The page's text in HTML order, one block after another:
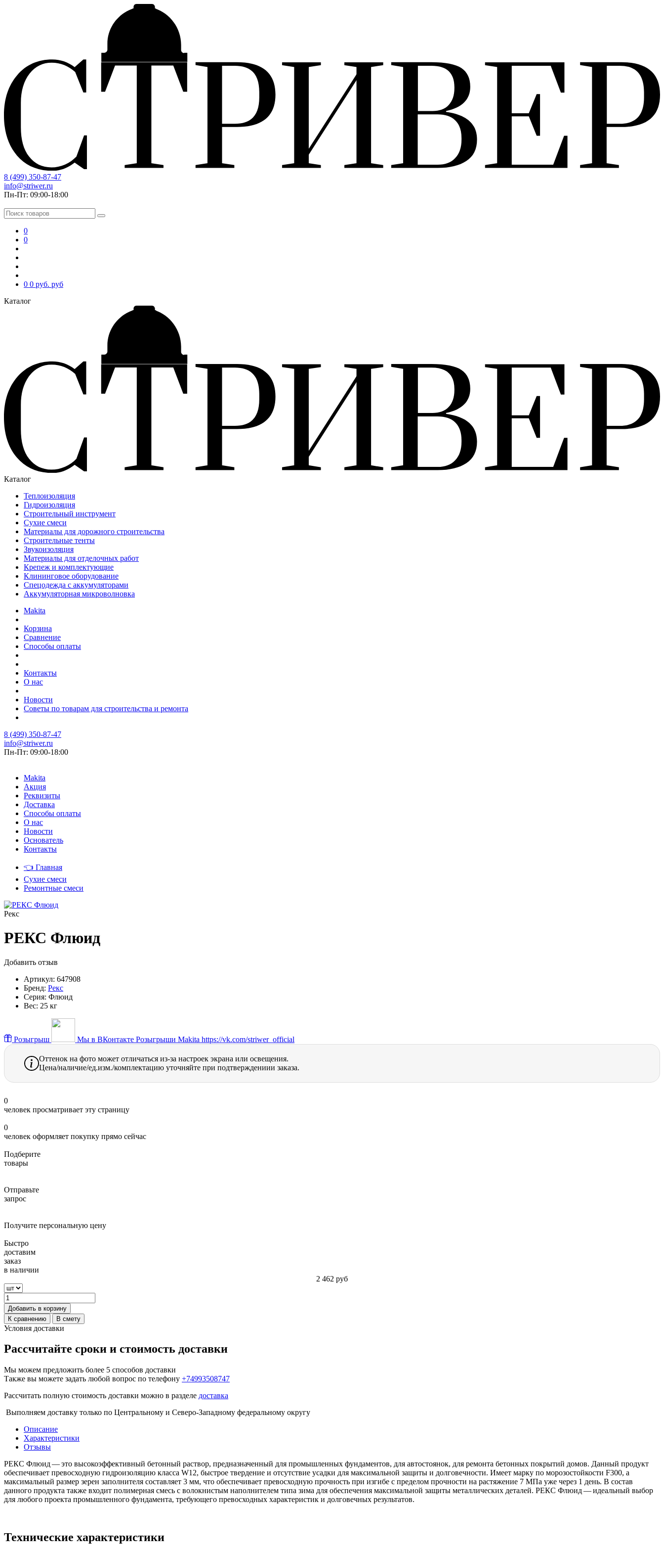
8 (499) 350-87-47
info@striwer.ru
Пн-Пт: 09:00-18:00
0
0
0 0 руб. руб
Каталог
Каталог
Теплоизоляция
Гидроизоляция
Строительный инструмент
Сухие смеси
Материалы для дорожного строительства
Строительные тенты
Звукоизоляция
Материалы для отделочных работ
Крепеж и комплектующие
Клининговое оборудование
Спецодежда с аккумуляторами
Аккумуляторная микроволновка
Makita
Корзина
Сравнение
Способы оплаты
Контакты
О нас
Новости
Советы по товарам для строительства и ремонта
8 (499) 350-87-47
info@striwer.ru
Пн-Пт: 09:00-18:00
Makita
Акция
Реквизиты
Доставка
Способы оплаты
О нас
Новости
Основатель
Контакты
👈 Главная
Сухие смеси
Ремонтные смеси
Рекс
РЕКС Флюид
Добавить отзыв
Артикул: 647908
Бренд: Рекс
Серия: Флюид
Вес: 25 кг
Розыгрыш Мы в ВКонтакте Розыгрыши Makita https://vk.com/striwer_official
Оттенок на фото может отличаться из-за настроек экрана или освещения.
Цена/наличие/ед.изм./комплектацию уточняйте при подтверждениии заказа.
0
человек просматривает эту страницу
0
человек оформляет покупку прямо сейчас
Подберите
товары
Отправьте
запрос
Получите персональную цену
Быстро
доставим
заказ
в наличии
2 462 руб
Добавить в корзину
К сравнению
В смету
Условия доставки
Рассчитайте сроки и стоимость доставки
Мы можем предложить более 5 способов доставки
Также вы можете задать любой вопрос по телефону +74993508747
Рассчитать полную стоимость доставки можно в разделе доставка
Выполняем доставку только по Центральному и Северо-Западному федеральному округу
Описание
Характеристики
Отзывы
РЕКС Флюид — это высокоэффективный бетонный раствор, предназначенный для промышленных фундаментов, для автостоянок, для ремонта бетонных покрытий домов. Данный продукт
обеспечивает превосходную гидроизоляцию класса W12, быстрое твердение и отсутствие усадки для максимальной защиты и долговечности. Имеет марку по морозостойкости F300, а
максимальный размер зерен заполнителя составляет 3 мм, что обеспечивает превосходную прочность при изгибе с пределом прочности на растяжение 7 МПа уже через 1 день. В состав
данного продукта также входит полимерная смесь с волокнистым наполнителем типа зима для обеспечения максимальной защиты металлических деталей. РЕКС Флюид — идеальный выбор
для любого проекта промышленного фундамента, требующего превосходных характеристик и долговечных результатов.
Технические характеристики